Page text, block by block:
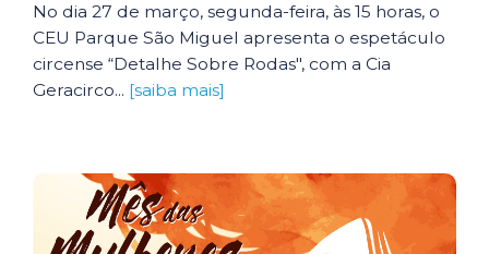
No dia 27 de março, segunda-feira, às 15 horas, o
CEU Parque São Miguel apresenta o espetáculo
circense “Detalhe Sobre Rodas", com a Cia
Geracirco... [saiba mais]